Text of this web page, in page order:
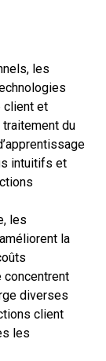
les
client et
du
intuitifs et
les
la
concentrent
diverses
client
les